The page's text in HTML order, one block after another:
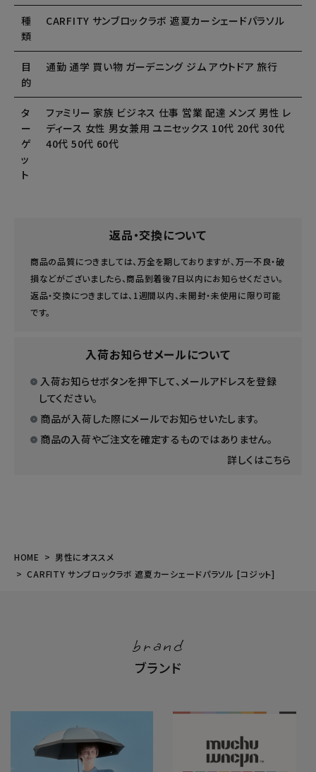
種
類
CARFITY サンブロックラボ 遮夏カーシェードパラソル
目
的
通勤 通学 買い物 ガーデニング ジム アウトドア 旅行
タ
ー
ゲ
ッ
ト
ファミリー 家族 ビジネス 仕事 営業 配達 メンズ 男性 レ
ディース 女性 男女兼用 ユニセックス 10代 20代 30代
40代 50代 60代
返品・交換について
商品の品質につきましては、万全を期しておりますが、万一不良・破
損などがございましたら、商品到着後7日以内にお知らせください。
返品・交換につきましては、1週間以内、未開封・未使用に限り可能
です。
入荷お知らせメールについて
入荷お知らせボタンを押下して、メールアドレスを登録
してください。
商品が入荷した際にメールでお知らせいたします。
商品の入荷やご注文を確定するものではありません。
詳しくはこちら
HOME
男性にオススメ
CARFITY サンブロックラボ 遮夏カーシェードパラソル [コジット]
brand
ブランド